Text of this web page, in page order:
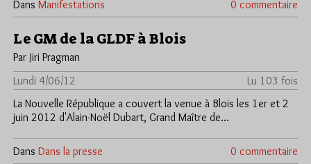
Dans Manifestations 0 commentaire
Le GM de la GLDF à Blois
Par Jiri Pragman
Lundi 4/06/12
Lu 103 fois
La Nouvelle République a couvert la venue à Blois les 1er et 2
juin 2012 d'Alain-Noël Dubart, Grand Maître de…
Dans Dans la presse 0 commentaire